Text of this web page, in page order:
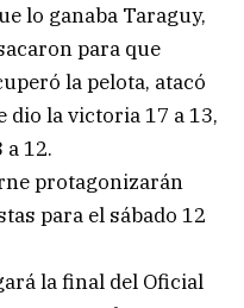
lo ganaba Taraguy,
para que
la pelota, atacó
dio la victoria 17 a 13,
12.
protagonizarán
para el sábado 12
la final del Oficial